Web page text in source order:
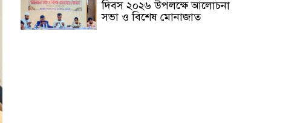
দিবস ২০২৬ উপলক্ষে আলোচনা
সভা ও বিশেষ মোনাজাত